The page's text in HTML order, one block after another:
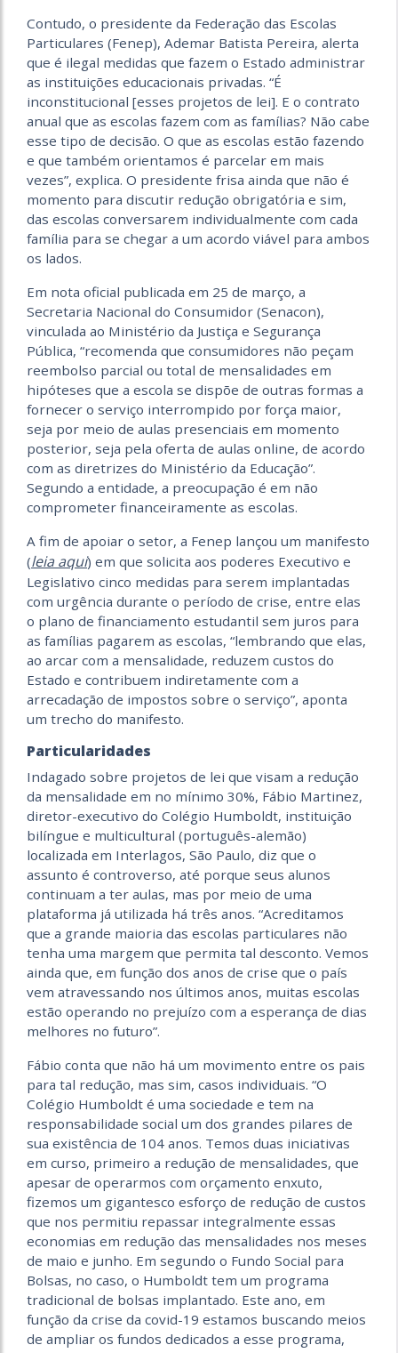
Contudo, o presidente da Federação das Escolas
Particulares (Fenep), Ademar Batista Pereira, alerta
que é ilegal medidas que fazem o Estado administrar
as instituições educacionais privadas. “É
inconstitucional [esses projetos de lei]. E o contrato
anual que as escolas fazem com as famílias? Não cabe
esse tipo de decisão. O que as escolas estão fazendo
e que também orientamos é parcelar em mais
vezes”, explica. O presidente frisa ainda que não é
momento para discutir redução obrigatória e sim,
das escolas conversarem individualmente com cada
família para se chegar a um acordo viável para ambos
os lados.
Em nota oficial publicada em 25 de março, a
Secretaria Nacional do Consumidor (Senacon),
vinculada ao Ministério da Justiça e Segurança
Pública, “recomenda que consumidores não peçam
reembolso parcial ou total de mensalidades em
hipóteses que a escola se dispõe de outras formas a
fornecer o serviço interrompido por força maior,
seja por meio de aulas presenciais em momento
posterior, seja pela oferta de aulas online, de acordo
com as diretrizes do Ministério da Educação”.
Segundo a entidade, a preocupação é em não
comprometer financeiramente as escolas.
A fim de apoiar o setor, a Fenep lançou um manifesto
(leia aqui) em que solicita aos poderes Executivo e
Legislativo cinco medidas para serem implantadas
com urgência durante o período de crise, entre elas
o plano de financiamento estudantil sem juros para
as famílias pagarem as escolas, “lembrando que elas,
ao arcar com a mensalidade, reduzem custos do
Estado e contribuem indiretamente com a
arrecadação de impostos sobre o serviço”, aponta
um trecho do manifesto.
Particularidades
Indagado sobre projetos de lei que visam a redução
da mensalidade em no mínimo 30%, Fábio Martinez,
diretor-executivo do Colégio Humboldt, instituição
bilíngue e multicultural (português-alemão)
localizada em Interlagos, São Paulo, diz que o
assunto é controverso, até porque seus alunos
continuam a ter aulas, mas por meio de uma
plataforma já utilizada há três anos. “Acreditamos
que a grande maioria das escolas particulares não
tenha uma margem que permita tal desconto. Vemos
ainda que, em função dos anos de crise que o país
vem atravessando nos últimos anos, muitas escolas
estão operando no prejuízo com a esperança de dias
melhores no futuro”.
Fábio conta que não há um movimento entre os pais
para tal redução, mas sim, casos individuais. “O
Colégio Humboldt é uma sociedade e tem na
responsabilidade social um dos grandes pilares de
sua existência de 104 anos. Temos duas iniciativas
em curso, primeiro a redução de mensalidades, que
apesar de operarmos com orçamento enxuto,
fizemos um gigantesco esforço de redução de custos
que nos permitiu repassar integralmente essas
economias em redução das mensalidades nos meses
de maio e junho. Em segundo o Fundo Social para
Bolsas, no caso, o Humboldt tem um programa
tradicional de bolsas implantado. Este ano, em
função da crise da covid-19 estamos buscando meios
de ampliar os fundos dedicados a esse programa,